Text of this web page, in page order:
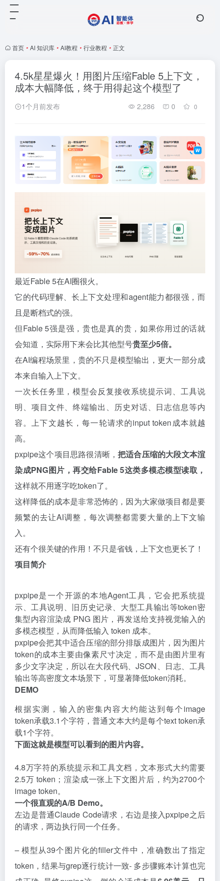
首页 • AI 知识库 • AI教程 • 行业教程 • 正文
4.5k星星爆火！用图片压缩Fable 5上下文，
成本大幅降低，终于用得起这个模型了
1个月前发布 2,286 0 0
最近Fable 5在AI圈很火。
它的代码理解、长上下文处理和agent能力都很强，而
且是断档式的强。
但Fable 5强是强，贵也是真的贵，如果你用过的话就
会知道，实际用下来会比其他型号贵至少5倍。
在AI编程场景里，贵的不只是模型输出，更大一部分成
本来自输入上下文。
一次长任务里，模型会反复接收系统提示词、工具说
明、项目文件、终端输出、历史对话、日志信息等内
容。上下文越长，每一轮请求的input token成本就越
高。
pxpipe这个项目思路很清晰，把适合压缩的大段文本渲
染成PNG图片，再交给Fable 5这类多模态模型读取，
这样就不用逐字吃token了。
这样降低的成本是非常恐怖的，因为大家做项目都是要
频繁的去让AI调整，每次调整都需要大量的上下文输
入。
还有个很关键的作用！不只是省钱，上下文也更长了！
项目简介
pxpipe是一个开源的本地Agent工具，它会把系统提
示、工具说明、旧历史记录、大型工具输出等token密
集型内容渲染成 PNG 图片，再发送给支持视觉输入的
多模态模型，从而降低输入 token 成本。
pxpipe会把其中适合压缩的部分排版成图片，因为图片
token的成本主要由像素尺寸决定，而不是由图片里有
多少文字决定，所以在大段代码、JSON、日志、工具
输出等高密度文本场景下，可显著降低token消耗。
DEMO
根据实测，输入的密集内容大约能达到每个image
token承载3.1个字符，普通文本大约是每个text token承
载1个字符。
下面这就是模型可以看到的图片内容。
4.8万字符的系统提示和工具文档，文本形式大约需要
2.5万 token；渲染成一张上下文图片后，约为2700个
image token。
一个很直观的A/B Demo。
左边是普通Claude Code请求，右边是接入pxpipe之后
的请求，两边执行同一个任务。
– 模型从39个图片化的filler文件中，准确数出了指定
token，结果与grep逐行统计一致- 多步骤账本计算也完